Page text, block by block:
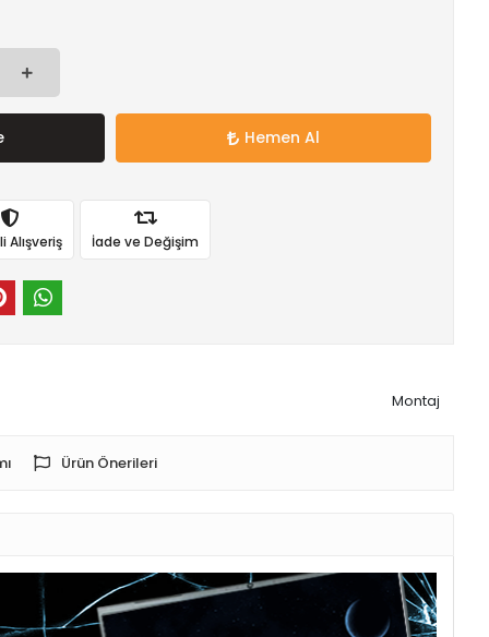
Hemen Al
Alışveriş İade ve Değişim
Montaj
Ürün Önerileri